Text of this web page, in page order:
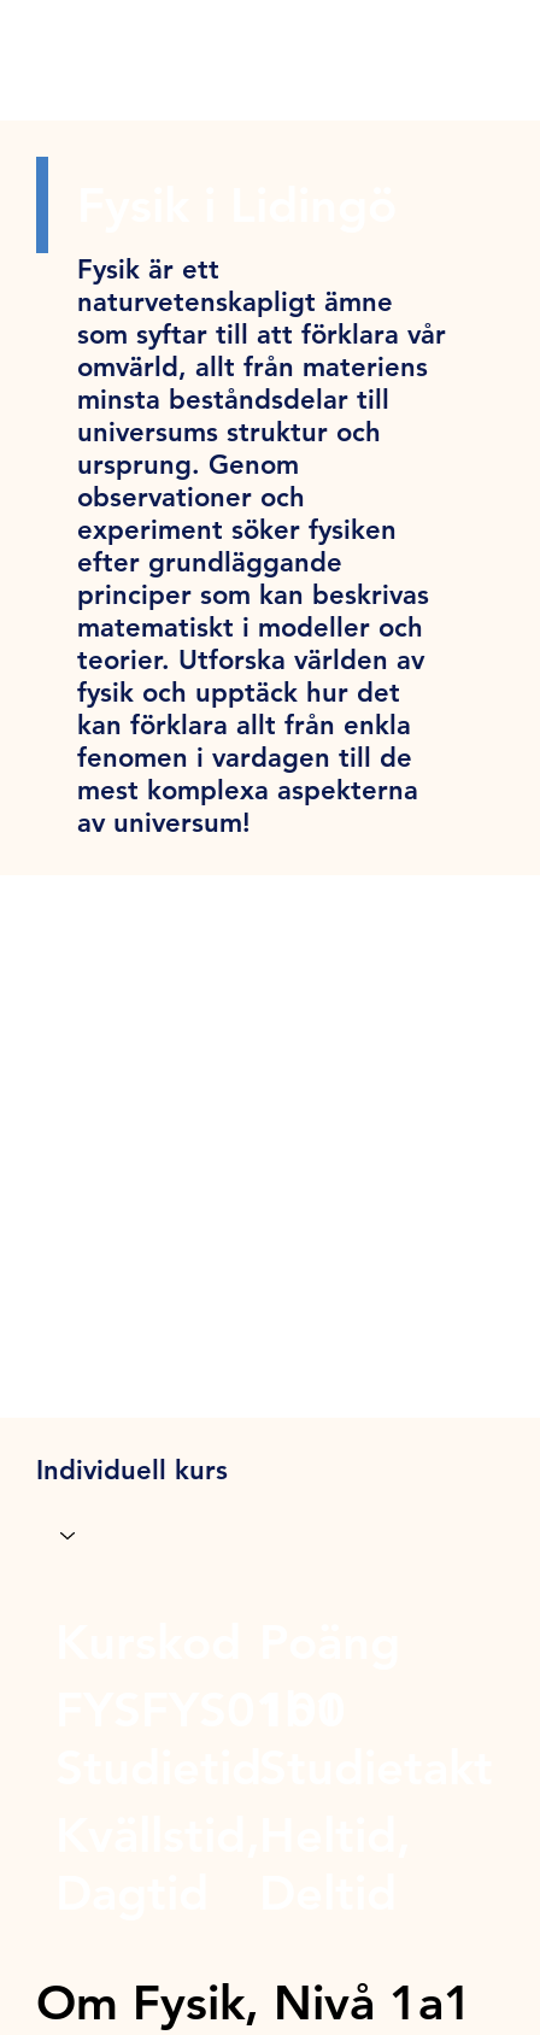
Fysik är ett
naturvetenskapligt ämne
som syftar till att förklara vår
omvärld, allt från materiens
minsta beståndsdelar till
universums struktur och
ursprung. Genom
observationer och
experiment söker fysiken
efter grundläggande
principer som kan beskrivas
matematiskt i modeller och
teorier. Utforska världen av
fysik och upptäck hur det
kan förklara allt från enkla
fenomen i vardagen till de
mest komplexa aspekterna
av universum!
Individuell kurs
Om Fysik, Nivå 1a1